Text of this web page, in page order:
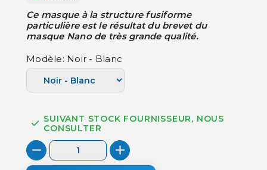
Ce masque à la structure fusiforme
particulière est le résultat du brevet du
masque Nano de très grande qualité.
Modèle: Noir - Blanc
SUIVANT STOCK FOURNISSEUR, NOUS
CONSULTER